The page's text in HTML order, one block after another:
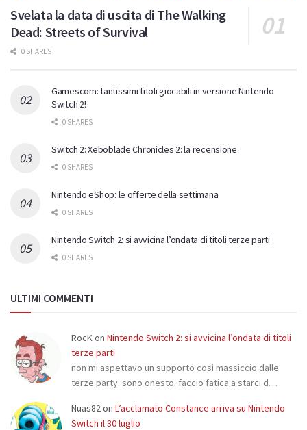
Svelata la data di uscita di The Walking
Dead: Streets of Survival
0 SHARES
Gamescom: tantissimi titoli giocabili in versione Nintendo
Switch 2!
0 SHARES
Switch 2: Xeboblade Chronicles 2: la recensione
0 SHARES
Nintendo eShop: le offerte della settimana
0 SHARES
Nintendo Switch 2: si avvicina l’ondata di titoli terze parti
0 SHARES
ULTIMI COMMENTI
RocKon Nintendo Switch 2: si avvicina l’ondata di titoli
terze parti
non mi aspettavo un supporto così massiccio dalle
terze party. sono onesto. faccio fatica a starci d…
Nuas82 on L’acclamato Constance arriva su Nintendo
Switch il 30 luglio